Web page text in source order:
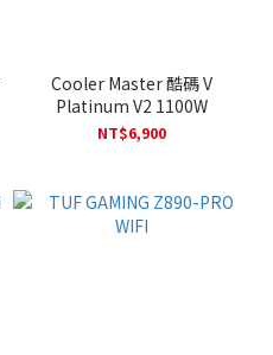
Cooler Master 酷碼 V
Platinum V2 1100W
NT$6,900